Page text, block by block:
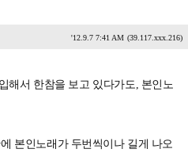
'12.9.7 7:41 AM (39.117.xxx.216)
해서 한참을 보고 있다가도, 본인노
본인노래가 두번씩이나 길게 나오